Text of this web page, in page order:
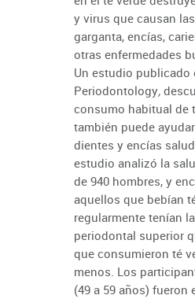
y virus que causan
garganta, encías,
otras enfermedades
Un estudio publicado
Periodontology,
consumo habitual de
también puede
dientes y encías
estudio analizó la
de 940 hombres, y
aquellos que bebían
regularmente tenían
periodontal superior
que consumieron té
menos. Los
(49 a 59 años) fueron